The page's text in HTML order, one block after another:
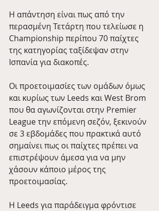
Η απάντηση είναι πως από την
περασμένη Τετάρτη που τελείωσε η
Championship περίπου 70 παίχτες
της κατηγορίας ταξίδεψαν στην
Ισπανία για διακοπές.
Οι προετοιμασίες των ομάδων όμως
και κυρίως των Leeds και West Brom
που θα αγωνίζονται στην Premier
League την επόμενη σεζόν, ξεκινούν
σε 3 εβδομάδες που πρακτικά αυτό
σημαίνει πως οι παίχτες πρέπει να
επιστρέψουν άμεσα για να μην
χάσουν κάποιο μέρος της
προετοιμασίας.
Η Leeds για παράδειγμα φρόντισε